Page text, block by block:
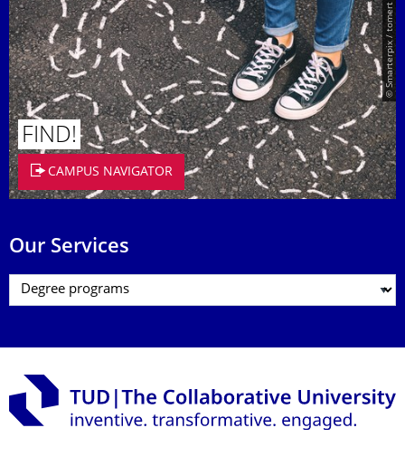
© Smarterpix / tomert
FIND!
CAMPUS NAVIGATOR
Our Services